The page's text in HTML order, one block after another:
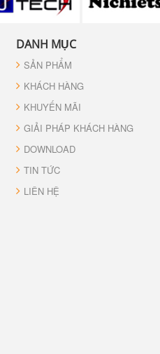
DANH MỤC
SẢN PHẨM
KHÁCH HÀNG
KHUYẾN MÃI
GIẢI PHÁP KHÁCH HÀNG
DOWNLOAD
TIN TỨC
LIÊN HỆ